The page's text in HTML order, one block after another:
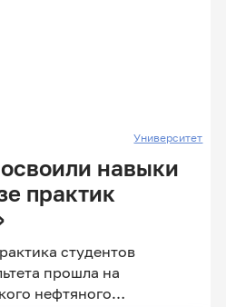
Университет
навыки
практик
студентов
прошла на
нефтяного